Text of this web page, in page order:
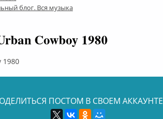
блог. Вся музыка
Cowboy 1980
1980
ПОСТОМ В СВОЕМ АККАУНТЕ